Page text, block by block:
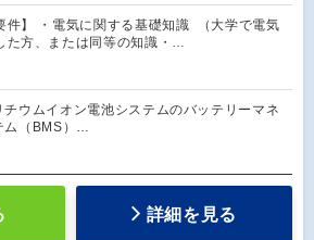
件】 ・電気に関する基礎知識 （大学で電気
た方、または同等の知識・…
チウムイオン電池システムのバッテリーマネ
ム（BMS）…
詳細を見る